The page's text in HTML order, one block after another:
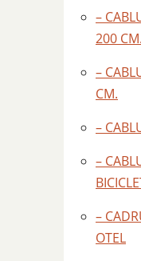
–
200 CM.
–
CM.
–
–
–
OTEL